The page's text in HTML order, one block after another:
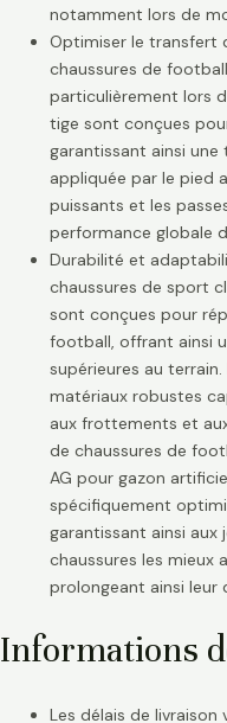
notamment lors de
Optimiser le transfert
chaussures de
particulièrement lors
tige sont conçues
garantissant ainsi
appliquée par le pied
puissants et les
performance globale
Durabilité et
chaussures de sport
sont conçues pour
football, offrant ainsi
supérieures au
matériaux robustes
aux frottements et
de chaussures de
AG pour gazon
spécifiquement
garantissant ainsi aux
chaussures les mieux
prolongeant ainsi leur
Informations
Les délais de livraison